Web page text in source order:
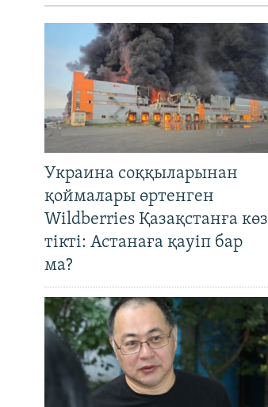
Украина соққыларынан
қоймалары өртенген
Wildberries Қазақстанға көз
тікті: Астанаға қауіп бар
ма?